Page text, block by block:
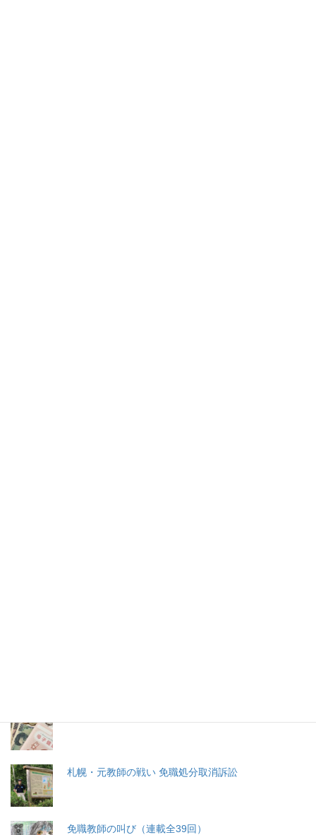
札幌・元教師の戦い 免職処分取消訴訟
免職教師の叫び（連載全39回）